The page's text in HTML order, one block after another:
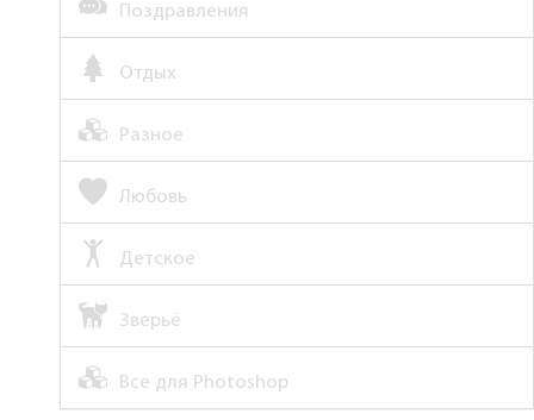
Поздравления
Отдых
Разное
Любовь
Детское
Зверьё
Все для Photoshop